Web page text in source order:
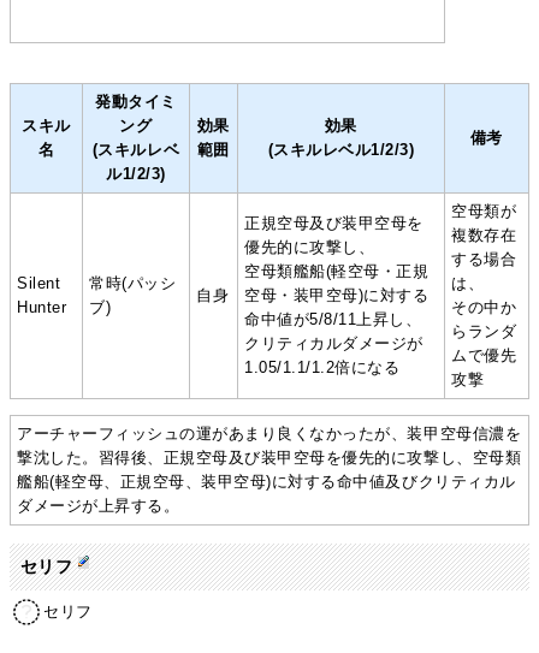
スキル
名
発動タイミ
ング
(スキルレベ
ル1/2/3)
効果
範囲
効果
(スキルレベル1/2/3)
備考
Silent
Hunter
常時(パッシ
ブ)
自身
正規空母及び装甲空母を
優先的に攻撃し、
空母類艦船(軽空母・正規
空母・装甲空母)に対する
命中値が5/8/11上昇し、
クリティカルダメージが
1.05/1.1/1.2倍になる
空母類が
複数存在
する場合
は、
その中か
らランダ
ムで優先
攻撃
アーチャーフィッシュの運があまり良くなかったが、装甲空母信濃を
撃沈した。習得後、正規空母及び装甲空母を優先的に攻撃し、空母類
艦船(軽空母、正規空母、装甲空母)に対する命中値及びクリティカル
ダメージが上昇する。
セリフ
セリフ